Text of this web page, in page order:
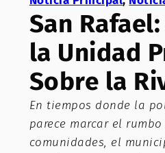
San
la Unidad
Sobre la
En tiempos donde la
parece marcar el
comunidades, el